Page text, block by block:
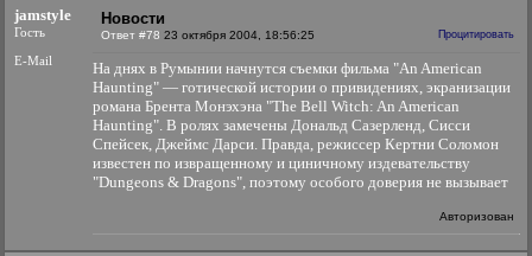
jamstyle
Гость
E-Mail
Новости
Ответ #78 23 октября 2004, 18:56:25 Процитировать
На днях в Румынии начнутся съемки фильма "An American
Haunting" — готической истории о привидениях, экранизации
романа Брента Монэхэна "The Bell Witch: An American
Haunting". В ролях замечены Дональд Сазерленд, Сисси
Спейсек, Джеймс Дарси. Правда, режиссер Кертни Соломон
известен по извращенному и циничному издевательству
"Dungeons & Dragons", поэтому особого доверия не вызывает
Авторизован